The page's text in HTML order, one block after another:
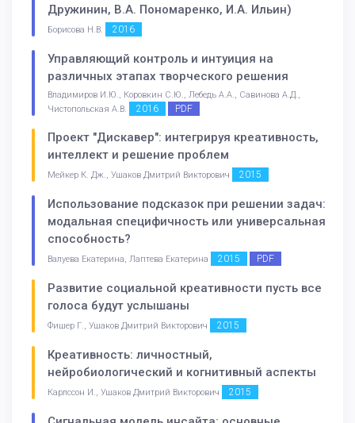
Дружинин, В.А. Пономаренко, И.А. Ильин)
Борисова Н.В. 2016
Управляющий контроль и интуиция на
различных этапах творческого решения
Владимиров И.Ю., Коровкин С.Ю., Лебедь А.А., Савинова А.Д.,
Чистопольская А.В.
2016 PDF
Проект "Дискавер": интегрируя креативность,
интеллект и решение проблем
Мейкер К. Дж., Ушаков Дмитрий Викторович 2015
Использование подсказок при решении задач:
модальная специфичность или универсальная
способность?
Валуева Екатерина, Лаптева Екатерина 2015 PDF
Развитие социальной креативности пусть все
голоса будут услышаны
Фишер Г., Ушаков Дмитрий Викторович 2015
Креативность: личностный,
нейробиологический и когнитивный аспекты
Карлссон И., Ушаков Дмитрий Викторович 2015